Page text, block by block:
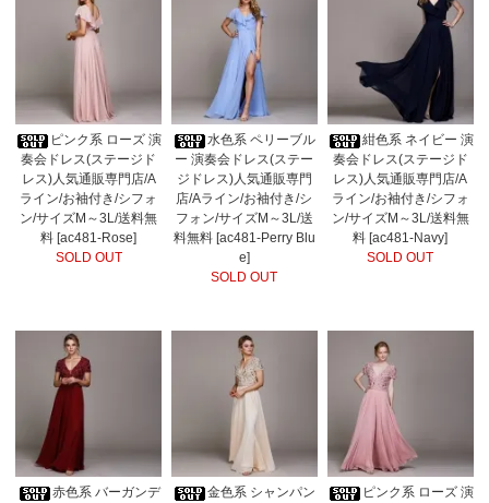
ピンク系 ローズ 演
奏会ドレス(ステージド
レス)人気通販専門店/A
ライン/お袖付き/シフォ
ン/サイズM～3L/送料無
料 [ac481-Rose]
SOLD OUT
水色系 ペリーブル
ー 演奏会ドレス(ステー
ジドレス)人気通販専門
店/Aライン/お袖付き/シ
フォン/サイズM～3L/送
料無料 [ac481-Perry Blu
e]
SOLD OUT
紺色系 ネイビー 演
奏会ドレス(ステージド
レス)人気通販専門店/A
ライン/お袖付き/シフォ
ン/サイズM～3L/送料無
料 [ac481-Navy]
SOLD OUT
赤色系 バーガンデ
金色系 シャンパン
ピンク系 ローズ 演